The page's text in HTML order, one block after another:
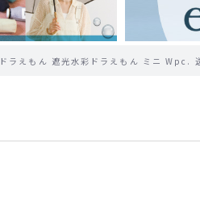
ドラえもん 遮光水彩ドラえもん ミニ Wpc.